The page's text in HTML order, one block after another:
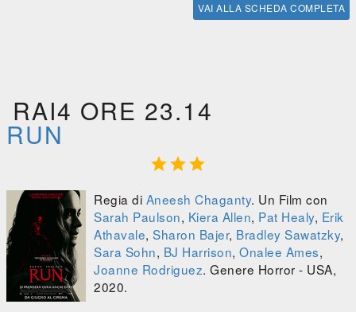
VAI ALLA SCHEDA COMPLETA
RAI4 ORE 23.14
RUN

Regia di Aneesh Chaganty. Un Film con
Sarah Paulson, Kiera Allen, Pat Healy, Erik
Athavale, Sharon Bajer, Bradley Sawatzky,
Sara Sohn, BJ Harrison, Onalee Ames,
Joanne Rodriguez. Genere Horror - USA,
2020.